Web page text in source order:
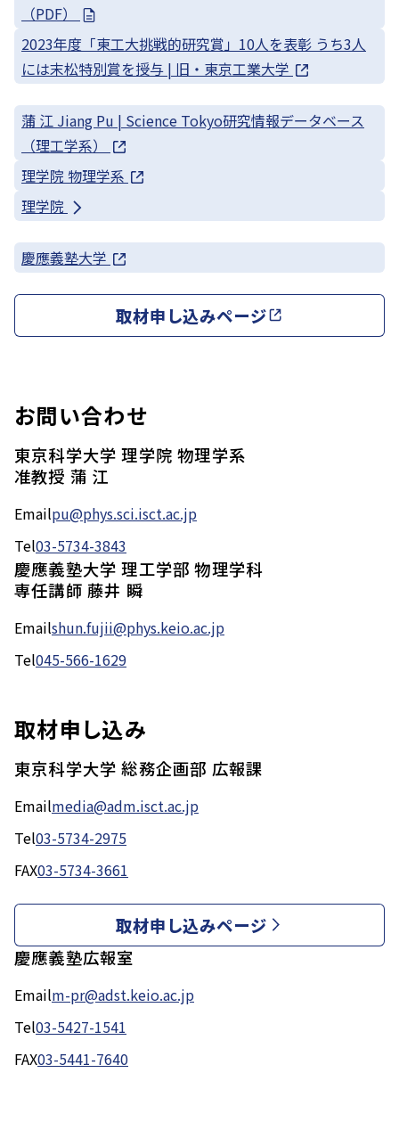
（PDF）
2023年度「東工大挑戦的研究賞」10人を表彰 うち3人
には末松特別賞を授与 | 旧・東京工業大学
蒲 江 Jiang Pu | Science Tokyo研究情報データベース
（理工学系）
理学院 物理学系
理学院
慶應義塾大学
取材申し込みページ
お問い合わせ
東京科学大学 理学院 物理学系
准教授 蒲 江
Emailpu@phys.sci.isct.ac.jp
Tel03-5734-3843
慶應義塾大学 理工学部 物理学科
専任講師 藤井 瞬
Emailshun.fujii@phys.keio.ac.jp
Tel045-566-1629
取材申し込み
東京科学大学 総務企画部 広報課
Emailmedia@adm.isct.ac.jp
Tel03-5734-2975
FAX03-5734-3661
取材申し込みページ
慶應義塾広報室
Emailm-pr@adst.keio.ac.jp
Tel03-5427-1541
FAX03-5441-7640